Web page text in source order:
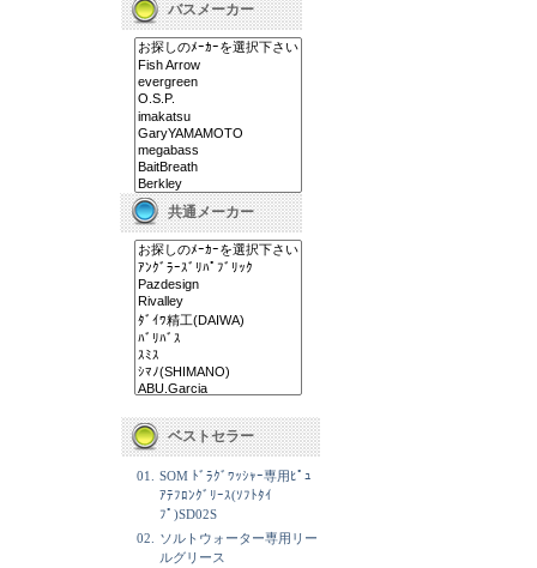
バスメーカー
共通メーカー
ベストセラー
01.
SOM ﾄﾞﾗｸﾞﾜｯｼｬｰ専用ﾋﾟｭ
ｱﾃﾌﾛﾝｸﾞﾘｰｽ(ｿﾌﾄﾀｲ
ﾌﾟ)SD02S
02.
ソルトウォーター専用リー
ルグリース